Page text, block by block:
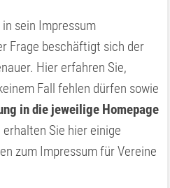
sein Impressum
Frage beschäftigt sich der
Hier erfahren Sie,
Fall fehlen dürfen sowie
in die jeweilige Homepage
Sie hier einige
zum Impressum für Vereine